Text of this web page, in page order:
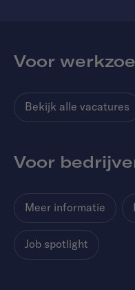
Voor
Bekijk alle vacatures
Voor
Meer informatie
Job spotlight